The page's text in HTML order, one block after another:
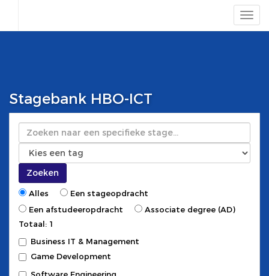
Stagebank HBO-ICT
Zoeken
Zoeken
Alles
Een stageopdracht
Een afstudeeropdracht
Associate degree (AD)
Totaal: 1
Business IT & Management
Game Development